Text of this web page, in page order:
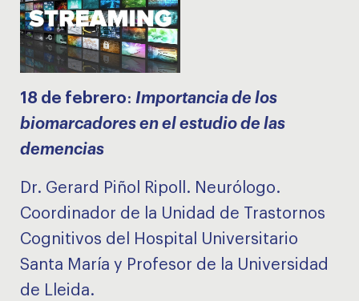
18 de febrero: Importancia de los
biomarcadores en el estudio de las
demencias
Dr. Gerard Piñol Ripoll. Neurólogo.
Coordinador de la Unidad de Trastornos
Cognitivos del Hospital Universitario
Santa María y Profesor de la Universidad
de Lleida.